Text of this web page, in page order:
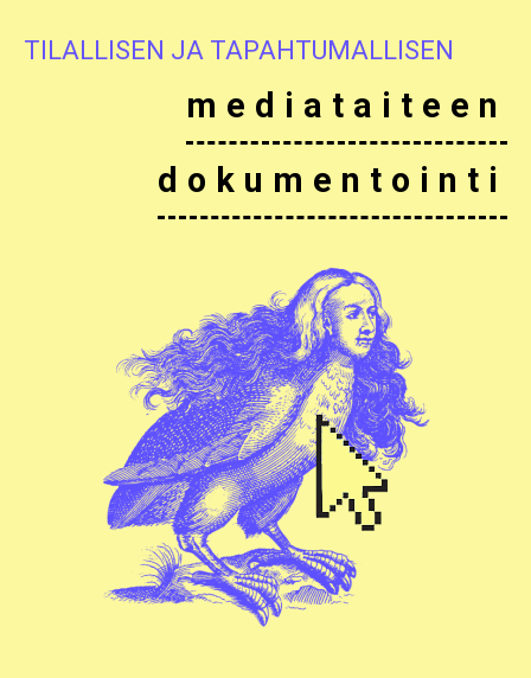
TILALLISEN JA TAPAHTUMALLISEN
mediataiteen
dokumentointi